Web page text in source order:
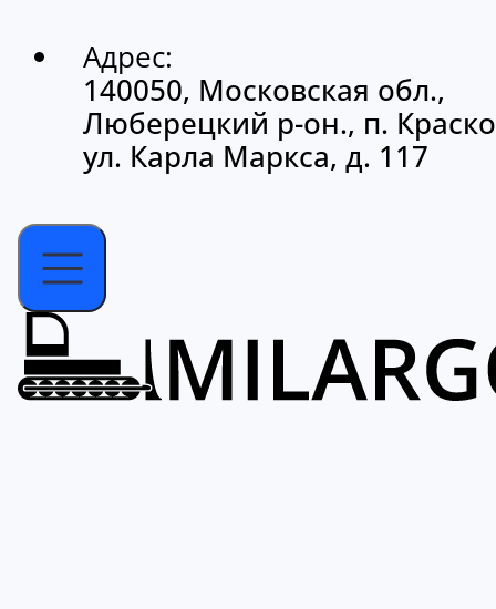
Адрес:
140050, Московская обл.,
Люберецкий р-он., п.
ул. Карла Маркса, д. 117